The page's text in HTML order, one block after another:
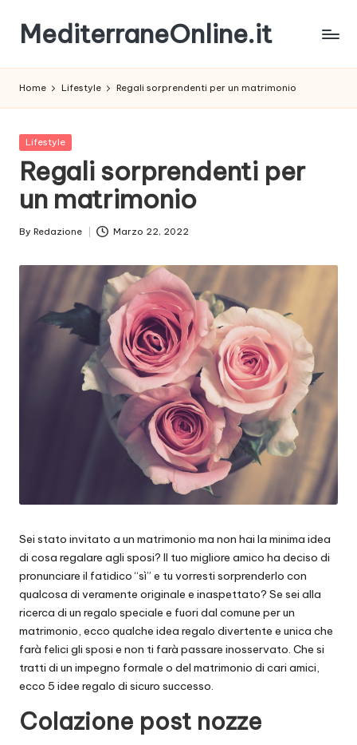
content
MediterraneOnline.it
aggiornato
le
nostre
News
Home Lifestyle Regali sorprendenti per un matrimonio
Posted
Lifestyle
Regali sorprendenti per
un matrimonio
Posted
By Redazione Marzo 22, 2022
Sei stato invitato a un matrimonio ma non hai la minima idea
di cosa regalare agli sposi? Il tuo migliore amico ha deciso di
pronunciare il fatidico “sì” e tu vorresti sorprenderlo con
qualcosa di veramente originale e inaspettato? Se sei alla
ricerca di un regalo speciale e fuori dal comune per un
matrimonio, ecco qualche idea regalo divertente e unica che
farà felici gli sposi e non ti farà passare inosservato. Che si
tratti di un impegno formale o del matrimonio di cari amici,
ecco 5 idee regalo di sicuro successo.
Colazione post nozze